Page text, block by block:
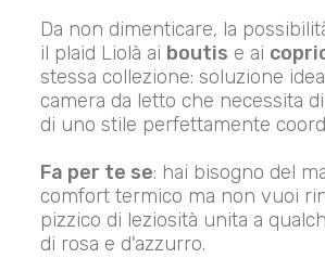
Da non dimenticare, la
il plaid Liolà ai boutis e ai
stessa collezione: soluzione
camera da letto che necessita
di uno stile perfettamente
Fa per te se: hai bisogno del
comfort termico ma non vuoi
pizzico di leziosità unita a
di rosa e d'azzurro.